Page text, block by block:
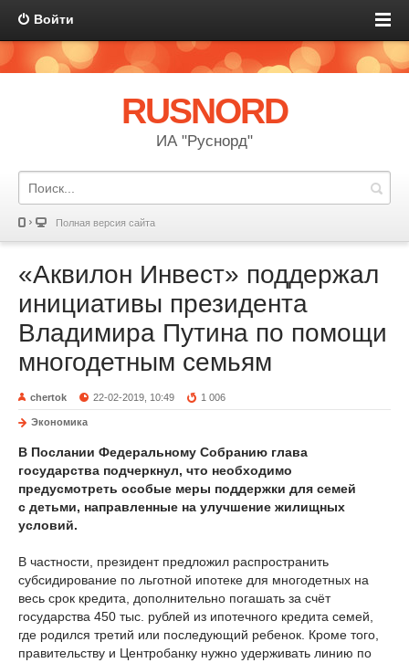
Войти
RUSNORD
ИА "Руснорд"
Полная версия сайта
«Аквилон Инвест» поддержал
инициативы президента
Владимира Путина по помощи
многодетным семьям
chertok 22-02-2019, 10:49 1 006
Экономика
В Послании Федеральному Собранию глава
государства подчеркнул, что необходимо
предусмотреть особые меры поддержки для семей
с детьми, направленные на улучшение жилищных
условий.
В частности, президент предложил распространить
субсидирование по льготной ипотеке для многодетных на
весь срок кредита, дополнительно погашать за счёт
государства 450 тыс. рублей из ипотечного кредита семей,
где родился третий или последующий ребенок. Кроме того,
правительству и Центробанку нужно удерживать линию по